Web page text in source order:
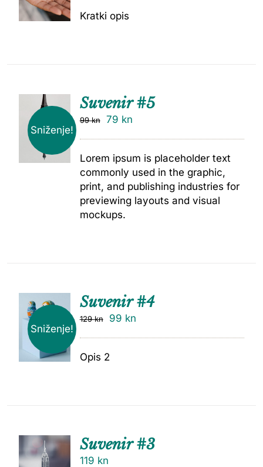
Kratki opis
Sniženje!
Suvenir #5
99kn 79 kn
Lorem ipsum is placeholder text
commonly used in the graphic,
print, and publishing industries for
previewing layouts and visual
mockups.
Sniženje!
DODAJ
Suvenir #4
129kn 99 kn
Opis 2
DODAJ
Suvenir #3
119 kn